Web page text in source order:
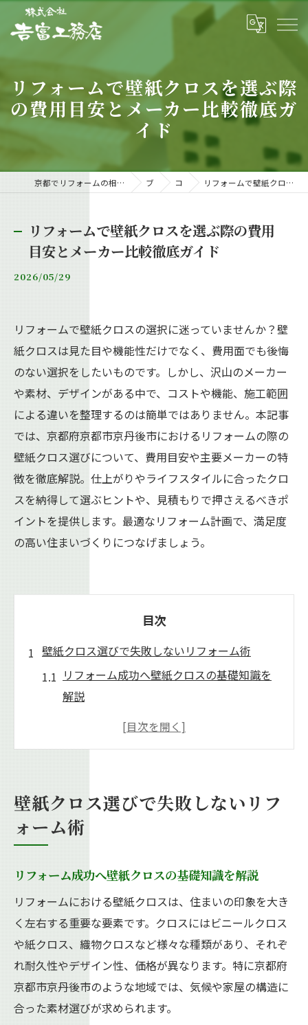
リフォームで壁紙クロスを選ぶ際
の費用目安とメーカー比較徹底ガ
イド
京都でリフォームの相談・依頼なら信頼と実績の工務店「𠮷富工務店」 ブログ コラム リフォームで壁紙クロスを選ぶ際の費用目安とメーカー比較徹底ガイド
リフォームで壁紙クロスを選ぶ際の費用
目安とメーカー比較徹底ガイド
2026/05/29
リフォームで壁紙クロスの選択に迷っていませんか？壁
紙クロスは見た目や機能性だけでなく、費用面でも後悔
のない選択をしたいものです。しかし、沢山のメーカー
や素材、デザインがある中で、コストや機能、施工範囲
による違いを整理するのは簡単ではありません。本記事
では、京都府京都市京丹後市におけるリフォームの際の
壁紙クロス選びについて、費用目安や主要メーカーの特
徴を徹底解説。仕上がりやライフスタイルに合ったクロ
スを納得して選ぶヒントや、見積もりで押さえるべきポ
イントを提供します。最適なリフォーム計画で、満足度
の高い住まいづくりにつなげましょう。
目次
壁紙クロス選びで失敗しないリフォーム術
リフォーム成功へ壁紙クロスの基礎知識を
解説
後悔しないリフォームのための壁紙クロス
リフォーム時の壁紙クロス失敗例と回避ポ
イント
壁紙クロスリフォームで重要なチェックリ
スト
リフォーム計画時に役立つ壁紙クロス選び
の秘訣
リフォーム時の壁紙クロス費用感を解説
リフォーム費用目安と壁紙クロスの選び方
の関係
壁紙クロスリフォームで知るべき費用の内
訳とは
リフォーム時の壁紙クロス費用相場と節約
壁紙クロス選びで失敗しないリフ
ォーム術
リフォーム成功へ壁紙クロスの基礎知識を解説
リフォームにおける壁紙クロスは、住まいの印象を大き
く左右する重要な要素です。クロスにはビニールクロス
や紙クロス、織物クロスなど様々な種類があり、それぞ
れ耐久性やデザイン性、価格が異なります。特に京都府
京都市京丹後市のような地域では、気候や家屋の構造に
合った素材選びが求められます。